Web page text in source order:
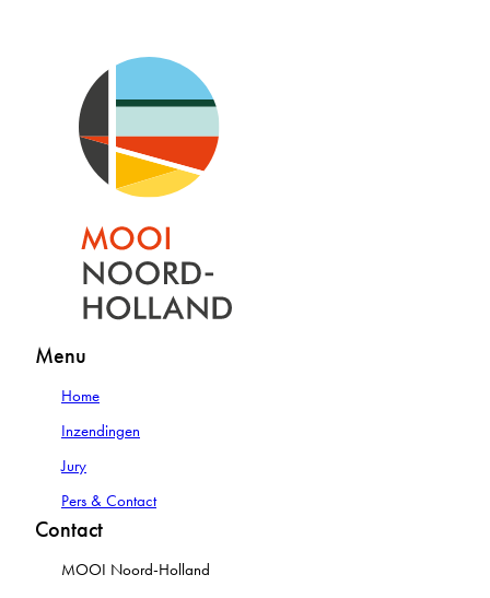
Menu
Home
Inzendingen
Jury
Pers & Contact
Contact
MOOI Noord-Holland